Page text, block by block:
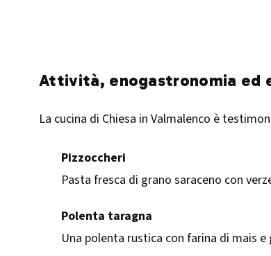
Attività, enogastronomia ed
La cucina di Chiesa in Valmalenco è
Pizzoccheri
Pasta fresca di grano saraceno con
Polenta taragna
Una polenta rustica con farina di mais